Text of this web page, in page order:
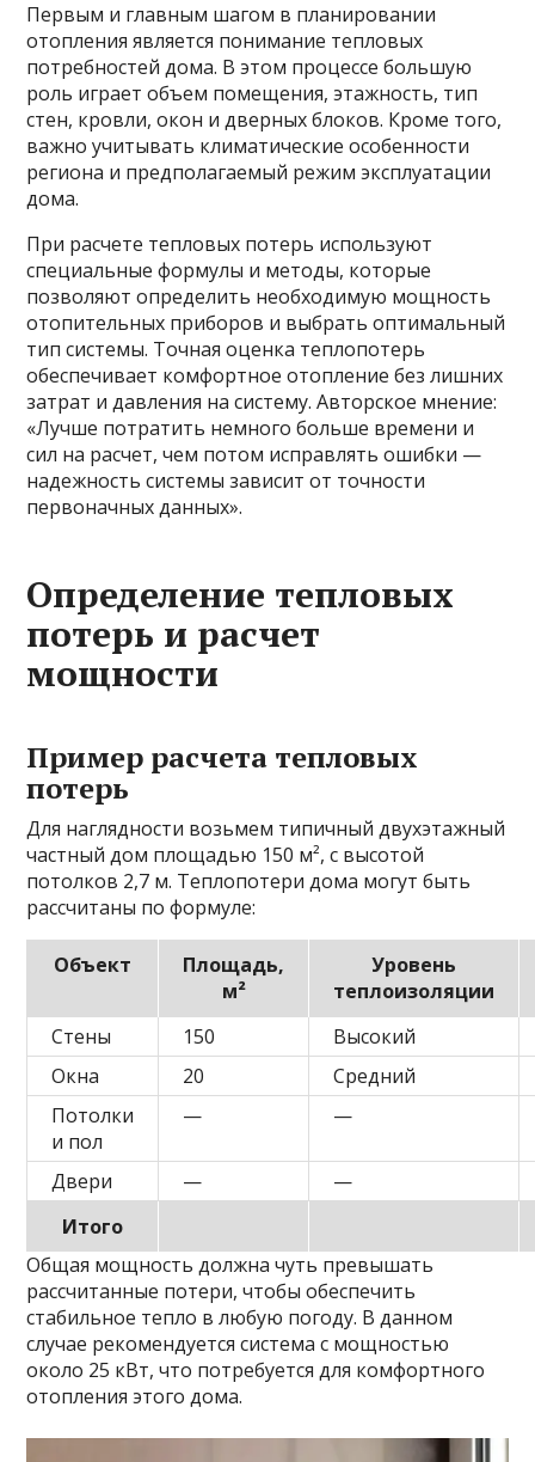
Первым и главным шагом в планировании
отопления является понимание тепловых
потребностей дома. В этом процессе большую
роль играет объем помещения, этажность, тип
стен, кровли, окон и дверных блоков. Кроме того,
важно учитывать климатические особенности
региона и предполагаемый режим эксплуатации
дома.
При расчете тепловых потерь используют
специальные формулы и методы, которые
позволяют определить необходимую мощность
отопительных приборов и выбрать оптимальный
тип системы. Точная оценка теплопотерь
обеспечивает комфортное отопление без лишних
затрат и давления на систему. Авторское мнение:
«Лучше потратить немного больше времени и
сил на расчет, чем потом исправлять ошибки —
надежность системы зависит от точности
первоначных данных».
Определение тепловых
потерь и расчет
мощности
Пример расчета тепловых
потерь
Для наглядности возьмем типичный двухэтажный
частный дом площадью 150 м², с высотой
потолков 2,7 м. Теплопотери дома могут быть
рассчитаны по формуле:
Объект
Площадь,
м²
Уровень
теплоизоляции
Стены
150
Высокий
Окна
20
Средний
Потолки
и пол
— —
Двери —
—
Итого
Общая мощность должна чуть превышать
рассчитанные потери, чтобы обеспечить
стабильное тепло в любую погоду. В данном
случае рекомендуется система с мощностью
около 25 кВт, что потребуется для комфортного
отопления этого дома.